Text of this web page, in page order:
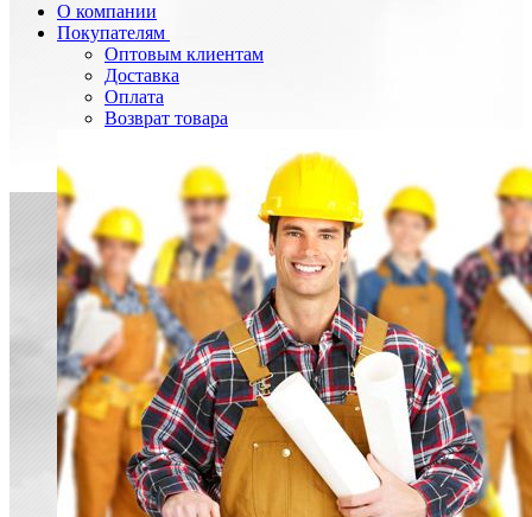
О компании
Покупателям
Оптовым клиентам
Доставка
Оплата
Возврат товара